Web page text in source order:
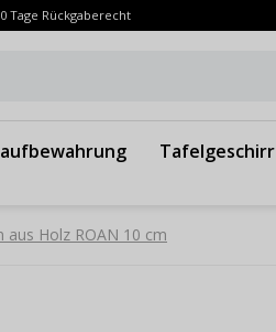
Tage Rückgaberecht
Tafelgeschirr
aus Holz ROAN 10 cm